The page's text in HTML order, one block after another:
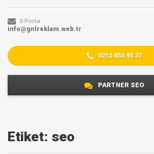
PARTNER SEO
E-Posta
info@gnlreklam.web.tr
0212 855 95 27
Etiket: seo